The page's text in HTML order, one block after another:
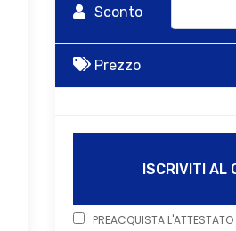
Sconto
Prezzo
ISCRIVITI AL
PREACQUISTA